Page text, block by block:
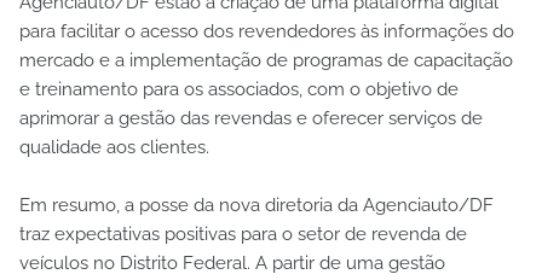
para facilitar o acesso dos revendedores às informações do
mercado e a implementação de programas de capacitação
e treinamento para os associados, com o objetivo de
aprimorar a gestão das revendas e oferecer serviços de
qualidade aos clientes.
Em resumo, a posse da nova diretoria da Agenciauto/DF
traz expectativas positivas para o setor de revenda de
veículos no Distrito Federal. A partir de uma gestão